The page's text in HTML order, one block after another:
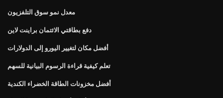
معدل نمو سوق التلفزيون
دفع بطاقتي الائتمان براينت لاين
أفضل مكان لتغيير اليورو إلى الدولارات
تعلم كيفية قراءة الرسوم البيانية للسهم
أفضل مخزونات الطاقة الخضراء الكندية